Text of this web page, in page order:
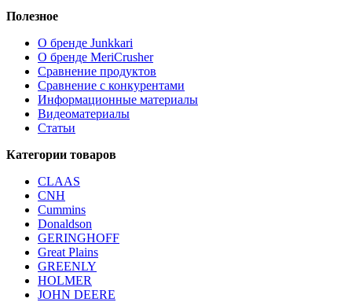
Полезное
О бренде Junkkari
О бренде MeriCrusher
Сравнение продуктов
Сравнение с конкурентами
Информационные материалы
Видеоматериалы
Статьи
Категории товаров
CLAAS
CNH
Cummins
Donaldson
GERINGHOFF
Great Plains
GREENLY
HOLMER
JOHN DEERE